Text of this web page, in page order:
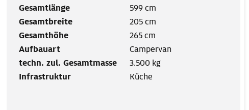
Gesamtlänge
599 cm
Gesamtbreite
205 cm
Gesamthöhe
265 cm
Aufbauart
Campervan
techn. zul. Gesamtmasse
3.500 kg
Infrastruktur
Küche